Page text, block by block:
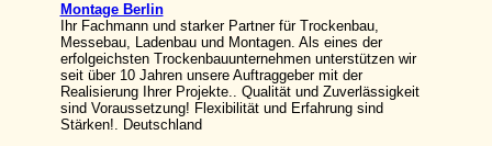
Montage Berlin
Ihr Fachmann und starker Partner für Trockenbau,
Messebau, Ladenbau und Montagen. Als eines der
erfolgeichsten Trockenbauunternehmen unterstützen wir
seit über 10 Jahren unsere Auftraggeber mit der
Realisierung Ihrer Projekte.. Qualität und Zuverlässigkeit
sind Voraussetzung! Flexibilität und Erfahrung sind
Stärken!. Deutschland